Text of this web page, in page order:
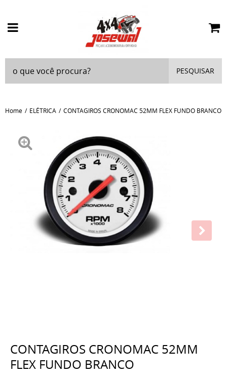
PESQUISAR
Home ELÉTRICA CONTAGIROS CRONOMAC 52MM FLEX FUNDO BRANCO
CONTAGIROS CRONOMAC 52MM
FLEX FUNDO BRANCO